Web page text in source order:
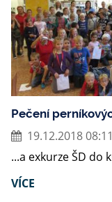
Pečení
19.12.2018 08:11
...a exkurze ŠD do
VÍCE